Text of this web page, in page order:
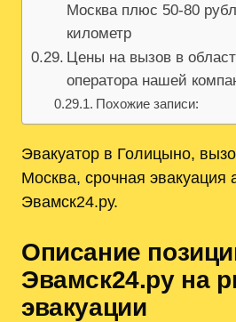
Москва плюс 50-80
километр
Цены на вызов в
оператора нашей
Похожие записи:
Эвакуатор в Голицыно,
Москва, срочная эвакуация
Эвамск24.ру.
Описание
Эвамск24.ру на
эвакуации